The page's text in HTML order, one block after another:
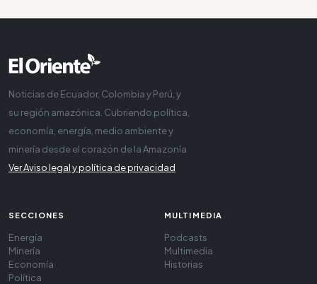
Noticias de Ecuador, Colombia y Perú, y
su región amazónica. Cubriendo política,
economía, energía, medio ambiente y
minería desde el corazón de la Amazonía
Ver Aviso legal y política de privacidad
SECCIONES
Energía
Minería
Economía
Política
MULTIMEDIA
Podcasts
Multimedia
Historias